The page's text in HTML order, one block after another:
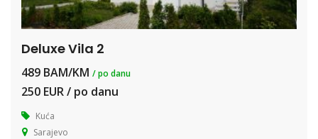
Deluxe Vila 2
489 BAM/KM / po danu
250 EUR / po danu
Kuća
Sarajevo